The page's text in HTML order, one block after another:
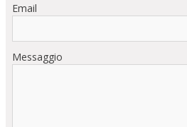
Email
Messaggio